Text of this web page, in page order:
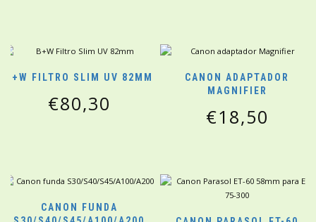
B+W FILTRO SLIM UV 82MM
€80,30
CANON ADAPTADOR
MAGNIFIER
€18,50
CANON FUNDA